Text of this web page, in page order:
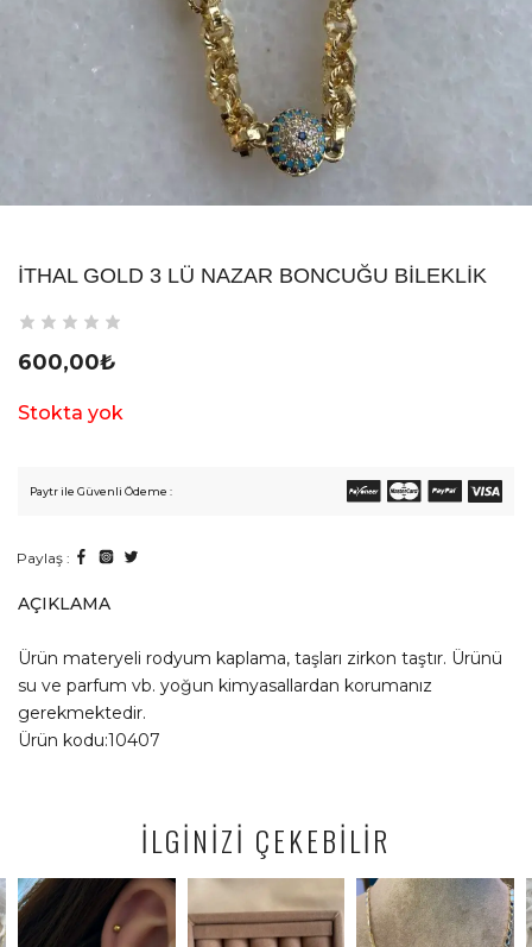
İTHAL GOLD 3 LÜ NAZAR BONCUĞU BILEKLIK
600,00₺
Stokta yok
Paytr ile Güvenli Ödeme :
Paylaş :
AÇIKLAMA
Ürün materyeli rodyum kaplama, taşları zirkon taştır. Ürünü
su ve parfum vb. yoğun kimyasallardan korumanız
gerekmektedir.
Ürün kodu:10407
İLGİNİZİ ÇEKEBİLİR